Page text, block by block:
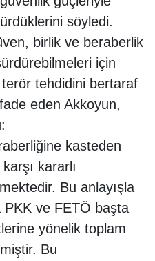
söyledi.
birlik ve beraberlik
için
terör tehdidini bertaraf
eden Akkoyun,
kasteden
kararlı
Bu anlayışla
PKK ve FETÖ başta
yönelik toplam
Bu